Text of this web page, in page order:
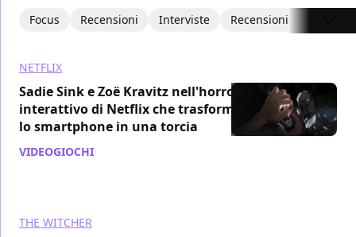
Focus Recensioni Interviste Recensioni Video
NETFLIX
Sadie Sink e Zoë Kravitz nell'horror
interattivo di Netflix che trasforma
lo smartphone in una torcia
VIDEOGIOCHI
THE WITCHER